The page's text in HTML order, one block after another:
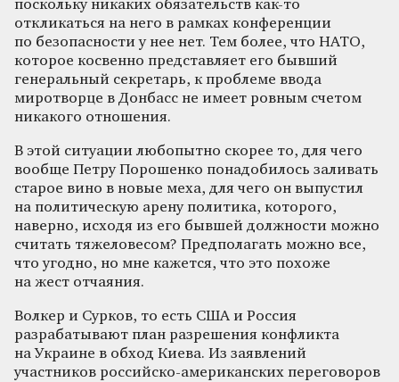
поскольку никаких обязательств как-то
откликаться на него в рамках конференции
по безопасности у нее нет. Тем более, что НАТО,
которое косвенно представляет его бывший
генеральный секретарь, к проблеме ввода
миротворце в Донбасс не имеет ровным счетом
никакого отношения.
В этой ситуации любопытно скорее то, для чего
вообще Петру Порошенко понадобилось заливать
старое вино в новые меха, для чего он выпустил
на политическую арену политика, которого,
наверно, исходя из его бывшей должности можно
считать тяжеловесом? Предполагать можно все,
что угодно, но мне кажется, что это похоже
на жест отчаяния.
Волкер и Сурков, то есть США и Россия
разрабатывают план разрешения конфликта
на Украине в обход Киева. Из заявлений
участников российско-американских переговоров